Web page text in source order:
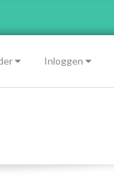
Inloggen